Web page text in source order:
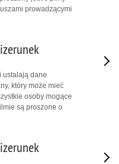
prowadzącymi
ustalają dane
który może mieć
osoby mogące
są proszone o